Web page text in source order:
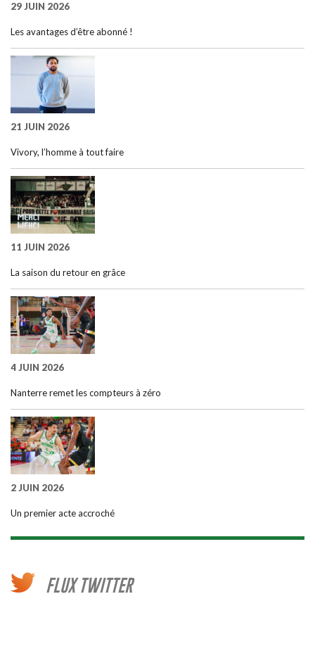
29 JUIN 2026
Les avantages d’être abonné !
21 JUIN 2026
Vivory, l’homme à tout faire
11 JUIN 2026
La saison du retour en grâce
4 JUIN 2026
Nanterre remet les compteurs à zéro
2 JUIN 2026
Un premier acte accroché
FLUX TWITTER